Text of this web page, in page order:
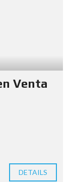
Venta
DETAILS